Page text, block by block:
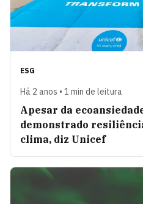
ESG
Há 2 anos • 1 min de leitura
Apesar da
demonstrado
clima, diz Unicef